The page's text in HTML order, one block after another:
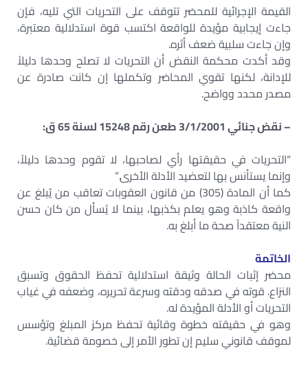
القيمة الإجرائية للمحضر تتوقف على التحريات التي تليه، فإن
جاءت إيجابية مؤيدة للواقعة اكتسب قوة استدلالية معتبرة،
وإن جاءت سلبية ضعف أثره.
وقد أكدت محكمة النقض أن التحريات لا تصلح وحدها دليلاً
للإدانة، لكنها تقوي المحاضر وتكملها إن كانت صادرة عن
مصدر محدد وواضح.
– نقض جنائي 3/1/2001 طعن رقم 15248 لسنة 65 ق:
“التحريات في حقيقتها رأي لصاحبها، لا تقوم وحدها دليلاً،
وإنما يستأنس بها لتعضيد الأدلة الأخرى.”
كما أن المادة (305) من قانون العقوبات تعاقب من يُبلغ عن
واقعة كاذبة وهو يعلم بكذبها، بينما لا يُسأل من كان حسن
النية معتقداً صحة ما أبلغ به.
الخاتمة
محضر إثبات الحالة وثيقة استدلالية تحفظ الحقوق وتسبق
النزاع. قوته في صدقه ودقته وسرعة تحريره، وضعفه في غياب
التحريات أو الأدلة المؤيدة له.
وهو في حقيقته خطوة وقائية تحفظ مركز المبلغ وتؤسس
لموقف قانوني سليم إن تطور الأمر إلى خصومة قضائية.